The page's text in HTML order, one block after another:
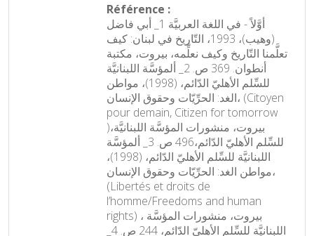
Référence :
أوَّلاً - في اللغة العربيَّة 1_ أبي فاضل
(وهيب)، 1993، التّاريخ في لبنان: كيف
تعلَّمنا التّاريخ وكيف نعلِّمه، بيروت، مكتبة
أنطوان. 369 ص. 2_ ألمؤسَّة اللبنانيَّة
للسِّلم الأهليّ الدّائم، (1998)، مواطن
الغد: الحرِّيّات وحقوق الإنسان، (Citoyen
pour demain, Citizen for tomorrow
)،بيروت، منشورات المؤسَّة اللبنانيَّة
للسِّلم الأهليّ الدّائم،496 ص. 3_ ألمؤسَّة
اللبنانيَّة للسِّلم الأهليّ الدّائم، (1998)،
مواطن الغد: الحرِّيّات وحقوق الإنسان،
(Libertés et droits de
l’homme/Freedoms and human
rights) ، بيروت، منشورات المؤسَّة